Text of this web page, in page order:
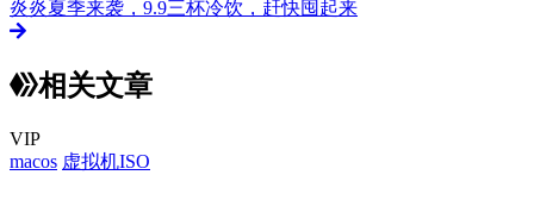
炎炎夏季来袭，9.9三杯冷饮，赶快囤起来
相关文章
VIP
macos 虚拟机ISO